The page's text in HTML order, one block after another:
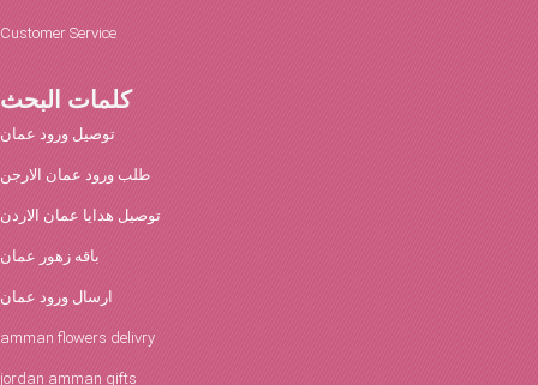
Customer Service
كلمات البحث
توصيل ورود عمان
طلب ورود عمان الارجن
توصيل هدايا عمان الاردن
باقه زهور عمان
ارسال ورود عمان
amman flowers delivry
jordan amman gifts